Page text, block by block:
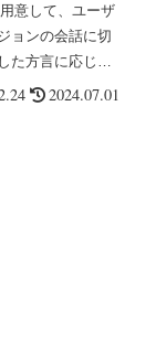
意して、ユーザ
ョンの会話に切
た方言に応じた
2024.07.01